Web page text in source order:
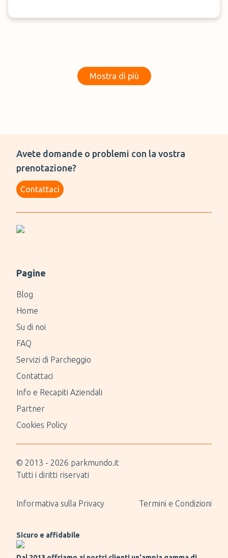
Mostra di più
Avete domande o problemi con la vostra
prenotazione?
Contattaci
Pagine
Blog
Home
Su di noi
FAQ
Servizi di Parcheggio
Contattaci
Info e Recapiti Aziendali
Partner
Cookies Policy
© 2013 - 2026 parkmundo.it
Tutti i diritti riservati
Informativa sulla Privacy Termini e Condizioni
Sicuro e affidabile